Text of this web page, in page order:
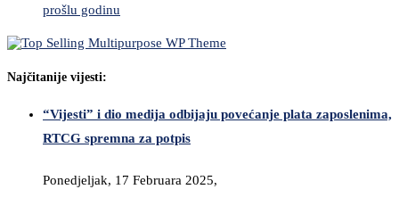
prošlu godinu
Najčitanije vijesti:
“Vijesti” i dio medija odbijaju povećanje plata zaposlenima,
RTCG spremna za potpis
Ponedjeljak, 17 Februara 2025,